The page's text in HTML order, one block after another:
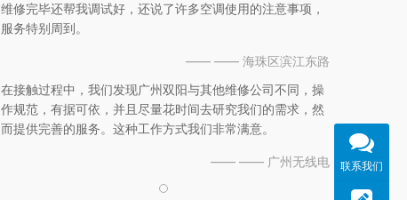
维修完毕还帮我调试好，还说了许多空调使用的注意事项，
服务特别周到。
—— —— 海珠区滨江东路
在接触过程中，我们发现广州双阳与其他维修公司不同，操
作规范，有据可依，并且尽量花时间去研究我们的需求，然
而提供完善的服务。这种工作方式我们非常满意。
—— —— 广州无线电 联系我们